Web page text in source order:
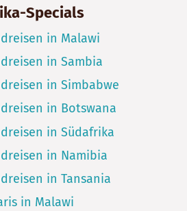
Specials
in Malawi
in Sambia
in Simbabwe
in Botswana
in Südafrika
in Namibia
in Tansania
in Malawi